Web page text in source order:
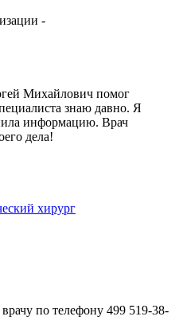
-
Михайлович помог
знаю давно. Я
информацию. Врач
дела!
хирург
по телефону 499 519-38-